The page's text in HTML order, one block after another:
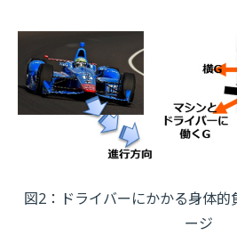
図2：ドライバーにかかる身体的
ージ